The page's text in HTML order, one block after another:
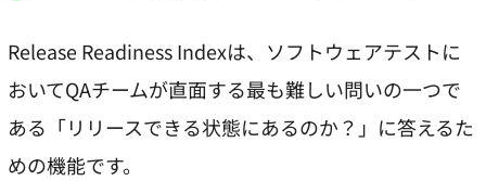
Release Readiness Indexは、ソフトウェアテストに
おいてQAチームが直面する最も難しい問いの一つで
ある「リリースできる状態にあるのか？」に答えるた
めの機能です。